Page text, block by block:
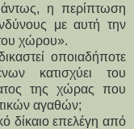
η περίπτωση
με αυτή την
χώρου».
οποιαδήποτε
κατισχύει του
της χώρας που
αγαθών;
δίκαιο επελέγη από